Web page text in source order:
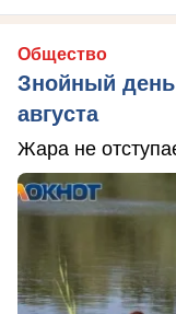
Общество
Знойный
августа
Жара не